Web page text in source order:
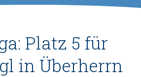
Platz 5 für
in Überherrn